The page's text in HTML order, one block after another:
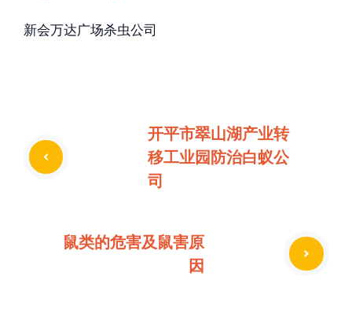
新会万达广场杀虫公司
开平市翠山湖产业转
移工业园防治白蚁公
司
鼠类的危害及鼠害原
因